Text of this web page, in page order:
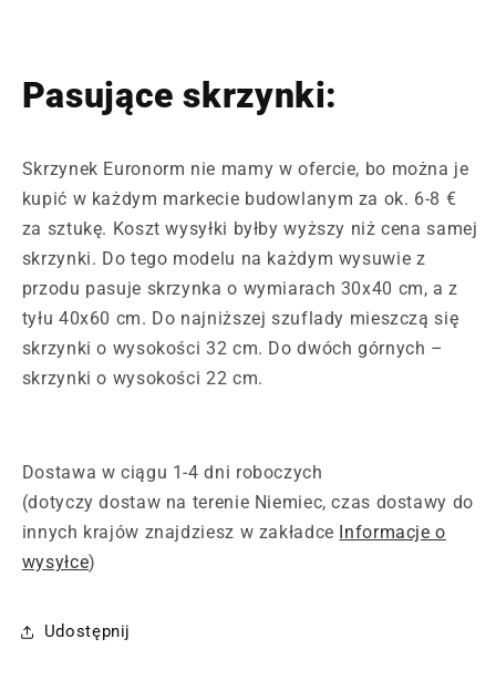
Pasujące skrzynki:
Skrzynek Euronorm nie mamy w ofercie, bo można je
kupić w każdym markecie budowlanym za ok. 6-8 €
za sztukę. Koszt wysyłki byłby wyższy niż cena samej
skrzynki. Do tego modelu na każdym wysuwie z
przodu pasuje skrzynka o wymiarach 30x40 cm, a z
tyłu 40x60 cm. Do najniższej szuflady mieszczą się
skrzynki o wysokości 32 cm. Do dwóch górnych –
skrzynki o wysokości 22 cm.
Dostawa w ciągu 1-4 dni roboczych
(dotyczy dostaw na terenie Niemiec, czas dostawy do
innych krajów znajdziesz w zakładce Informacje o
wysyłce)
Udostępnij